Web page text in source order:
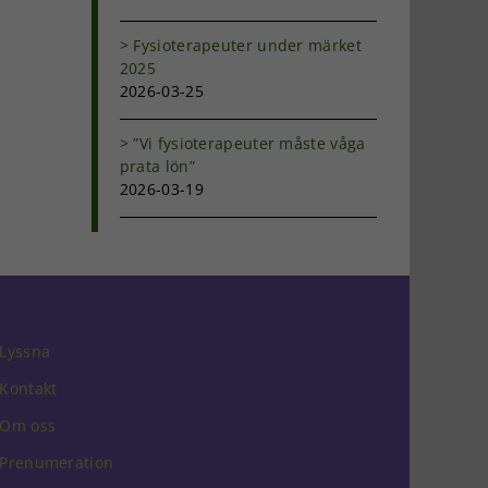
Fysioterapeuter under märket
2025
2026-03-25
”Vi fysioterapeuter måste våga
prata lön”
2026-03-19
Lyssna
Kontakt
Om oss
Prenumeration